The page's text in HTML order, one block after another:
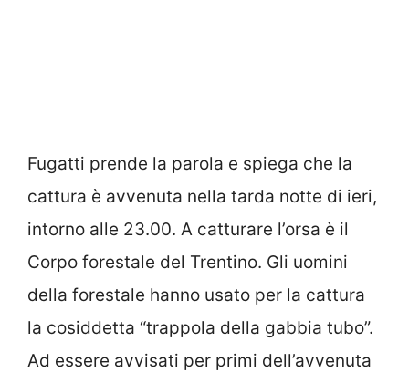
Fugatti prende la parola e spiega che la
cattura è avvenuta nella tarda notte di ieri,
intorno alle 23.00. A catturare l’orsa è il
Corpo forestale del Trentino. Gli uomini
della forestale hanno usato per la cattura
la cosiddetta “trappola della gabbia tubo”.
Ad essere avvisati per primi dell’avvenuta